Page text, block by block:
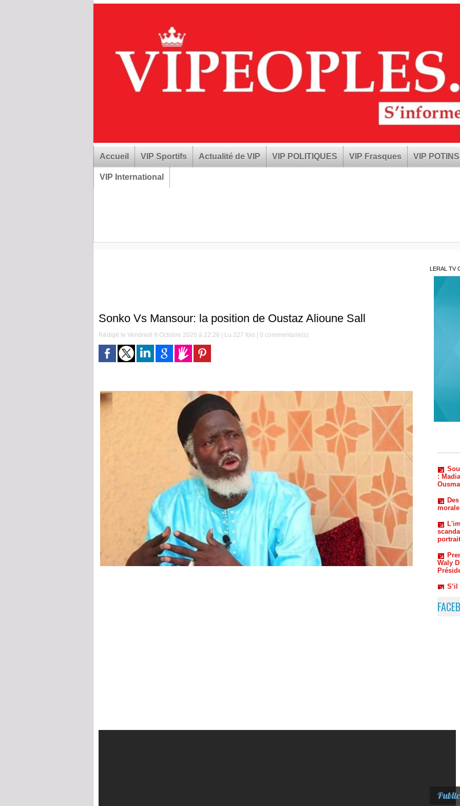
Accueil VIP Sportifs Actualité de VIP VIP POLITIQUES VIP Frasques VIP POTINS
VIP International
Sonko Vs Mansour: la position de Oustaz Alioune Sall
Rédigé le Vendredi 9 Octobre 2020 à 22:26 | Lu 227 fois | 0 commentaire(s)
LERAL TV
Waly
Mimi